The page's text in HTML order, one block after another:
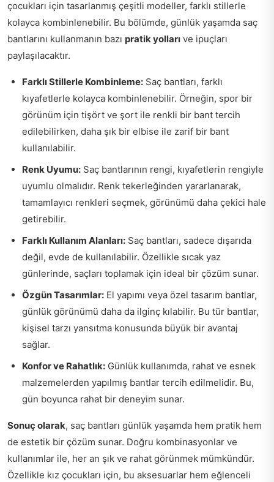
çocukları için tasarlanmış çeşitli modeller, farklı stillerle
kolayca kombinlenebilir. Bu bölümde, günlük yaşamda saç
bantlarını kullanmanın bazı pratik yolları ve ipuçları
paylaşılacaktır.
Farklı Stillerle Kombinleme: Saç bantları, farklı
kıyafetlerle kolayca kombinlenebilir. Örneğin, spor bir
görünüm için tişört ve şort ile renkli bir bant tercih
edilebilirken, daha şık bir elbise ile zarif bir bant
kullanılabilir.
Renk Uyumu: Saç bantlarının rengi, kıyafetlerin rengiyle
uyumlu olmalıdır. Renk tekerleğinden yararlanarak,
tamamlayıcı renkleri seçmek, görünümü daha çekici hale
getirebilir.
Farklı Kullanım Alanları: Saç bantları, sadece dışarıda
değil, evde de kullanılabilir. Özellikle sıcak yaz
günlerinde, saçları toplamak için ideal bir çözüm sunar.
Özgün Tasarımlar: El yapımı veya özel tasarım bantlar,
günlük görünümü daha da ilginç kılabilir. Bu tür bantlar,
kişisel tarzı yansıtma konusunda büyük bir avantaj
sağlar.
Konfor ve Rahatlık: Günlük kullanımda, rahat ve esnek
malzemelerden yapılmış bantlar tercih edilmelidir. Bu,
gün boyunca rahat bir deneyim sunar.
Sonuç olarak, saç bantları günlük yaşamda hem pratik hem
de estetik bir çözüm sunar. Doğru kombinasyonlar ve
kullanımlar ile, her an şık ve rahat görünmek mümkündür.
Özellikle kız çocukları için, bu aksesuarlar hem eğlenceli